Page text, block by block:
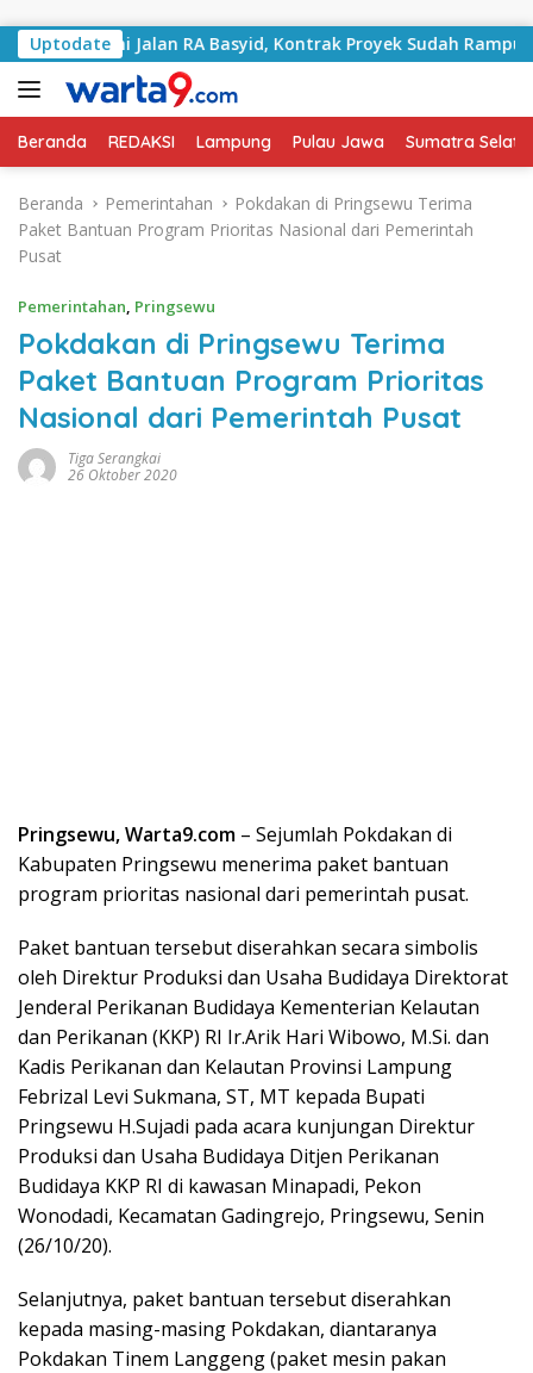
Uptodate
Jalan RA Basyid, Kontrak Proyek Sudah Rampung
Beranda REDAKSI Lampung Pulau Jawa Sumatra
Beranda Pemerintahan
Pokdakan di Pringsewu Terima
Paket Bantuan Program Prioritas Nasional dari Pemerintah
Pusat
Pemerintahan, Pringsewu
Pokdakan di Pringsewu Terima
Paket Bantuan Program Prioritas
Nasional dari Pemerintah Pusat
Tiga Serangkai
26 Oktober 2020
Pringsewu, Warta9.com – Sejumlah Pokdakan di
Kabupaten Pringsewu menerima paket bantuan
program prioritas nasional dari pemerintah pusat.
Paket bantuan tersebut diserahkan secara simbolis
oleh Direktur Produksi dan Usaha Budidaya Direktorat
Jenderal Perikanan Budidaya Kementerian Kelautan
dan Perikanan (KKP) RI Ir.Arik Hari Wibowo, M.Si. dan
Kadis Perikanan dan Kelautan Provinsi Lampung
Febrizal Levi Sukmana, ST, MT kepada Bupati
Pringsewu H.Sujadi pada acara kunjungan Direktur
Produksi dan Usaha Budidaya Ditjen Perikanan
Budidaya KKP RI di kawasan Minapadi, Pekon
Wonodadi, Kecamatan Gadingrejo, Pringsewu, Senin
(26/10/20).
Selanjutnya, paket bantuan tersebut diserahkan
kepada masing-masing Pokdakan, diantaranya
Pokdakan Tinem Langgeng (paket mesin pakan